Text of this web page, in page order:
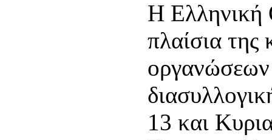
Η Ελληνική
πλαίσια της
οργανώσεων
13 και